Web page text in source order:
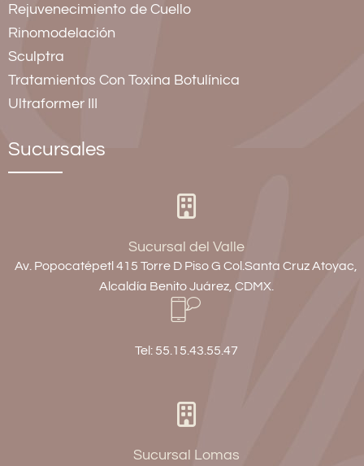
Rejuvenecimiento de Cuello
Rinomodelación
Sculptra
Tratamientos Con Toxina Botulínica
Ultraformer III
Sucursales
Sucursal del Valle
Av. Popocatépetl 415 Torre D Piso G Col.Santa Cruz Atoyac,
Alcaldía Benito Juárez, CDMX.
Tel: 55.15.43.55.47
Sucursal Lomas